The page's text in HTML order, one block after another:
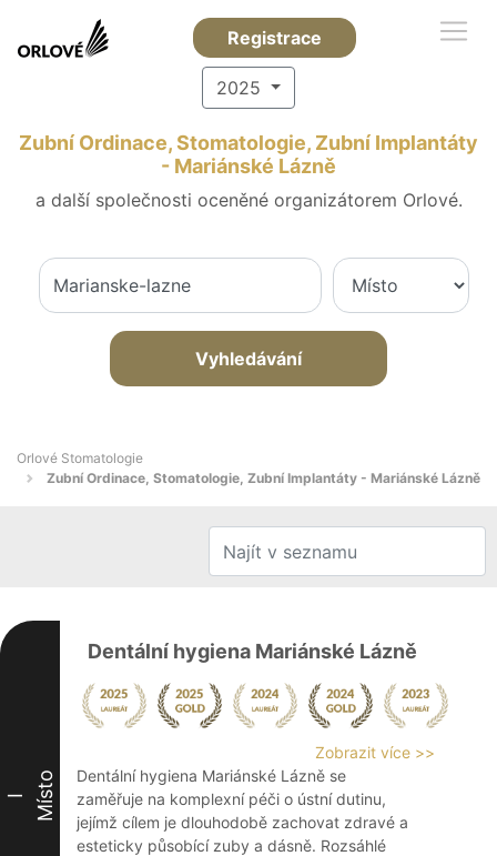
Registrace
2025
Zubní Ordinace, Stomatologie, Zubní Implantáty
- Mariánské Lázně
a další společnosti oceněné organizátorem Orlové.
Vyhledávání
Orlové Stomatologie
Zubní Ordinace, Stomatologie, Zubní Implantáty - Mariánské Lázně
I Místo
Dentální hygiena Mariánské Lázně
Zobrazit více >>
Dentální hygiena Mariánské Lázně se
zaměřuje na komplexní péči o ústní dutinu,
jejímž cílem je dlouhodobě zachovat zdravé a
esteticky působící zuby a dásně. Rozsáhlé